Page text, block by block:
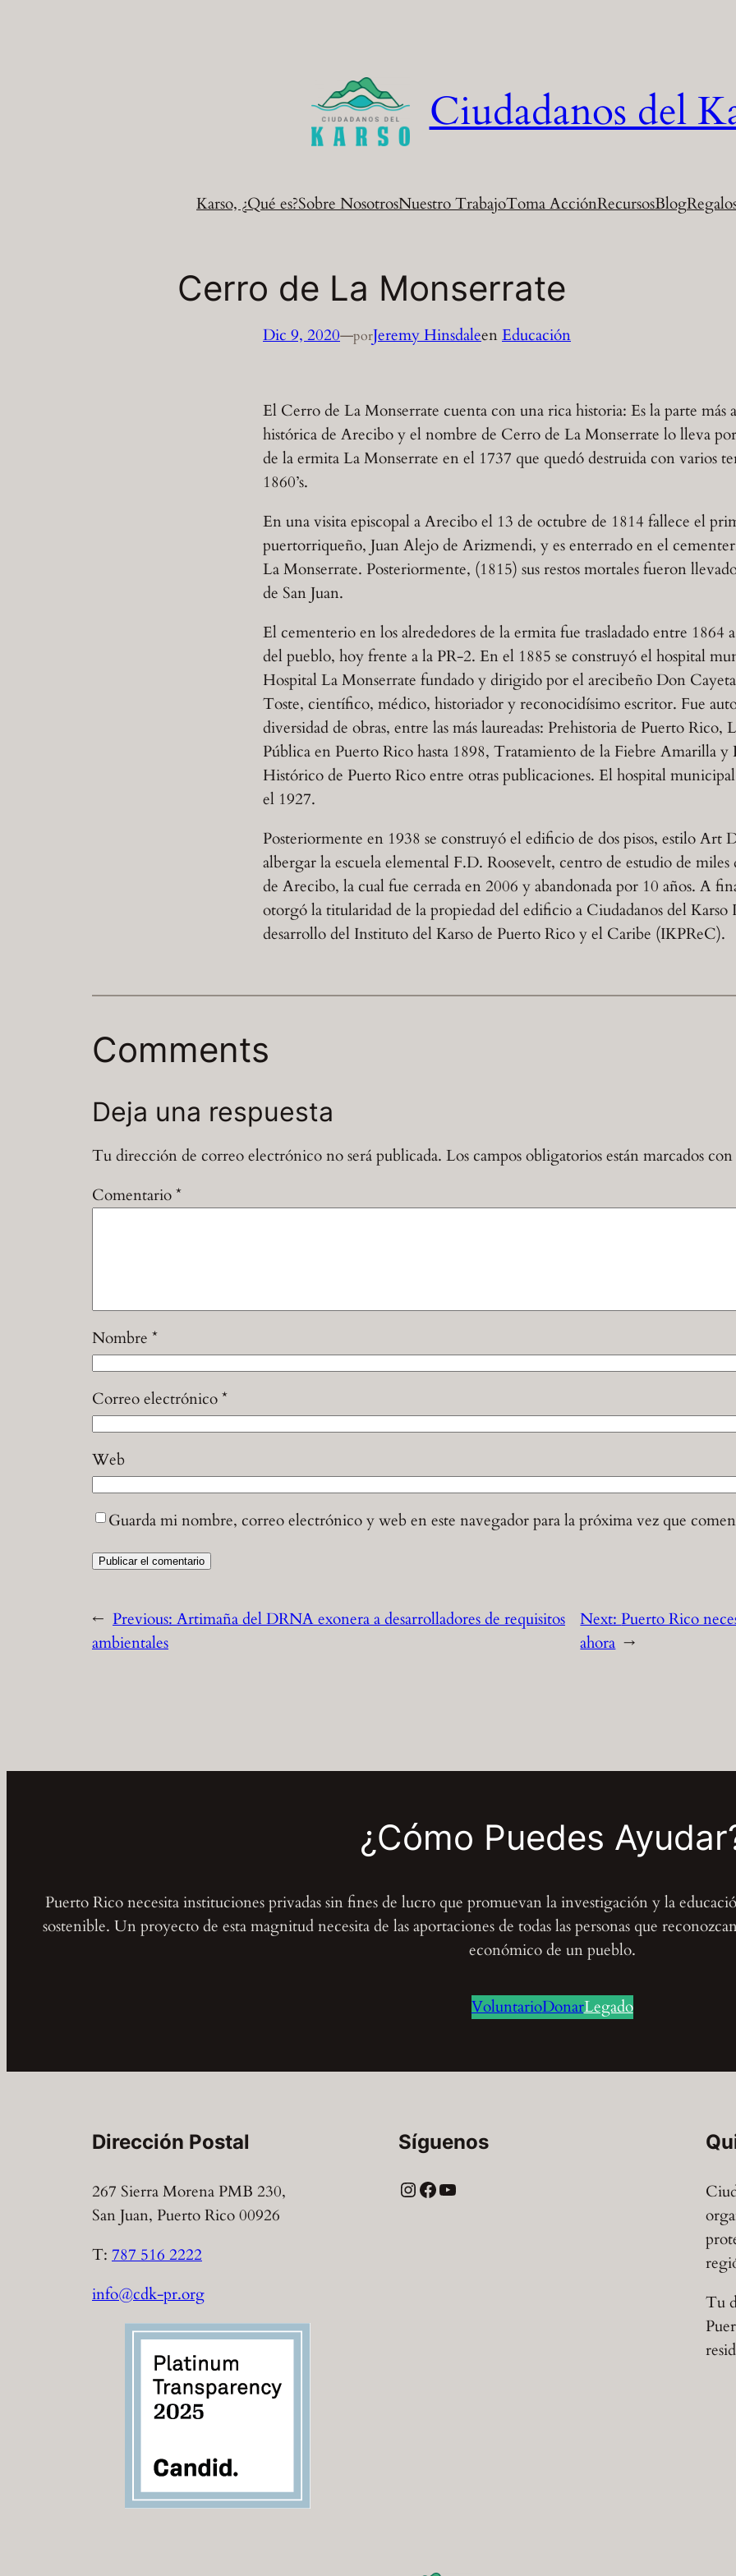
Ciudadanos del
Karso, ¿Qué es?Sobre NosotrosNuestro TrabajoToma AcciónRecursosBlog
Cerro de La Monserrate
Dic 9, 2020—porJeremy HinsdaleenEducación
El Cerro de La Monserrate cuenta con una rica historia: Es la parte más
histórica de Arecibo y el nombre de Cerro de La Monserrate lo lleva
de la ermita La Monserrate en el 1737 que quedó destruida con varios
1860’s.
En una visita episcopal a Arecibo el 13 de octubre de 1814 fallece el
puertorriqueño, Juan Alejo de Arizmendi, y es enterrado en el
La Monserrate. Posteriormente, (1815) sus restos mortales fueron
de San Juan.
El cementerio en los alrededores de la ermita fue trasladado entre 1864
del pueblo, hoy frente a la PR-2. En el 1885 se construyó el hospital
Hospital La Monserrate fundado y dirigido por el arecibeño Don
Toste, científico, médico, historiador y reconocidísimo escritor. Fue
diversidad de obras, entre las más laureadas: Prehistoria de Puerto Rico,
Pública en Puerto Rico hasta 1898, Tratamiento de la Fiebre Amarilla y
Histórico de Puerto Rico entre otras publicaciones. El hospital
el 1927.
Posteriormente en 1938 se construyó el edificio de dos pisos, estilo Art
albergar la escuela elemental F.D. Roosevelt, centro de estudio de miles
de Arecibo, la cual fue cerrada en 2006 y abandonada por 10 años. A
otorgó la titularidad de la propiedad del edificio a Ciudadanos del Karso
desarrollo del Instituto del Karso de Puerto Rico y el Caribe (IKPReC).
Comments
Deja una respuesta
Tu dirección de correo electrónico no será publicada. Los campos obligatorios están marcados con
Comentario*
Nombre *
Correo electrónico*
Web
Guarda mi nombre, correo electrónico y web en este navegador para la próxima vez que
← Previous:Artimaña del DRNA exonera a desarrolladores de requisitos
ambientales
Next:Puerto Rico
ahora →
¿Cómo Puedes
Puerto Rico necesita instituciones privadas sin fines de lucro que promuevan la investigación y la
sostenible. Un proyecto de esta magnitud necesita de las aportaciones de todas las personas que
económico de un pueblo.
VoluntarioDonarLegado
Dirección Postal
267 Sierra Morena PMB 230,
San Juan, Puerto Rico 00926
T: 787 516 2222
info@cdk-pr.org
Síguenos
Instagram Facebook YouTube
Tu